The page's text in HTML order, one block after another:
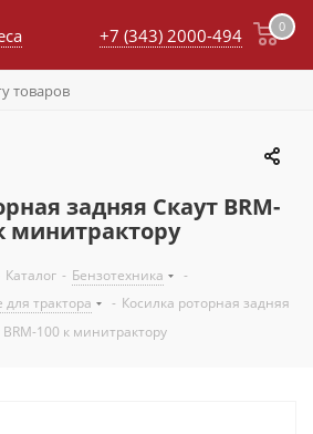
0
+7 (343) 2000-494
задняя Скаут BRM-
минитрактору
Каталог - Бензотехника
-
трактора
- Косилка роторная задняя
BRM-100 к минитрактору